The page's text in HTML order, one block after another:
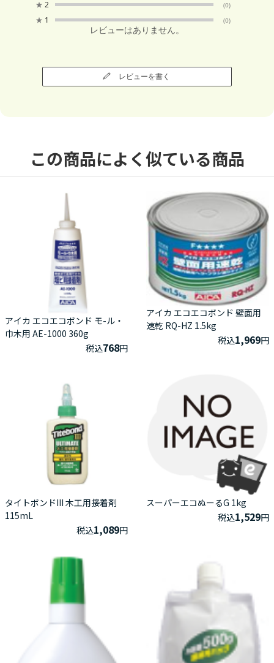
★ 2 (0)
★ 1 (0)
レビューはありません。
レビューを書く
この商品によく似ている商品
アイカ エコエコボンド モ-ル・
巾木用 AE-1000 360g
税込768円
アイカ エコエコボンド 壁面用
速乾 RQ-HZ 1.5kg
税込1,969円
タイトボンドIII 木工用接着剤
115mL
税込1,089円
スーパーエコぬーるG 1kg
税込1,529円